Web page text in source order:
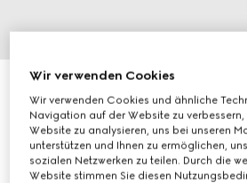
Herzförmige Ohrringe mit Gucci
€ 280
Wir verwenden Cookies
Wir verwenden Cookies und ähnliche
Navigation auf der Website zu
Website zu analysieren, uns bei unseren
unterstützen und Ihnen zu ermöglichen,
sozialen Netzwerken zu teilen. Durch die
Website stimmen Sie diesen